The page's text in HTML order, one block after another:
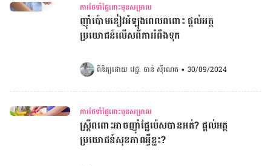
ការថែទាំផ្ទៃពោះមុនសម្រាល
ញ៉ាំប៉ោមខៀវអំឡុងពេលពពោះ ផ្តល់អត្ថ
ប្រយោជន៍លើសពីការរំពឹងទុក
ពិនិត្យដោយ វេជ្ជ. ចាន់ ស៊ីណេត • 30/09/2024
ការថែទាំផ្ទៃពោះមុនសម្រាល
ស្រ្តីពពោះអាចញ៉ាំផ្លែប៉េសបានអត់? ផ្តល់អត្ថ
ប្រយោជន៍សុខភាពអ្វីខ្លះ?